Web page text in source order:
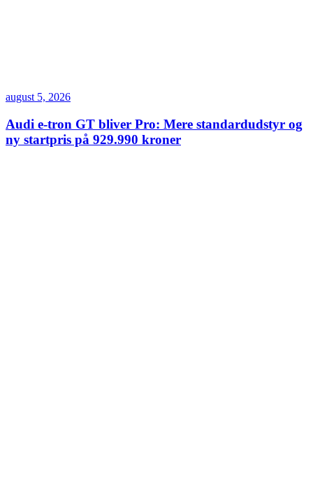
august 5, 2026
Audi e-tron GT bliver Pro: Mere standardudstyr og
ny startpris på 929.990 kroner